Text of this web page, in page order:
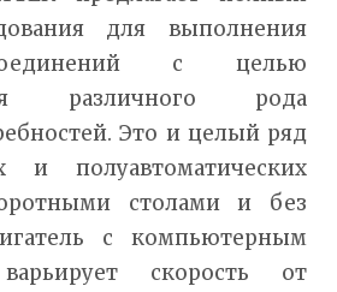
для выполнения
с целью
различного рода
Это и целый ряд
и полуавтоматических
столами и без
с компьютерным
скорость от